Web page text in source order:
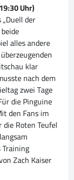
Uhr)
der
alles andere
klar
nach dem
zwei Tage
die Pinguine
den Fans im
Roten Teufel
Zach Kaiser